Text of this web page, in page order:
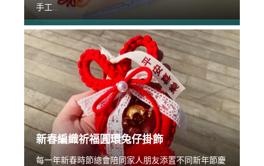
手工...
新春編織祈福圓環兔仔掛飾
每一年新春時節總會陪同家人朋友添置不同新年節慶